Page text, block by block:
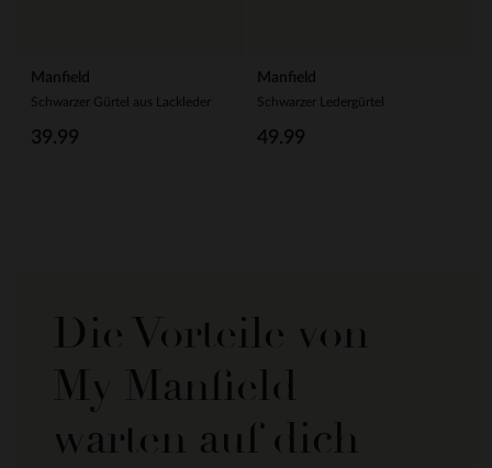
Manfield
Schwarzer Gürtel aus Lackleder
39.99
Manfield
Schwarzer Ledergürtel
49.99
Die Vorteile von
My Manfield
warten auf dich